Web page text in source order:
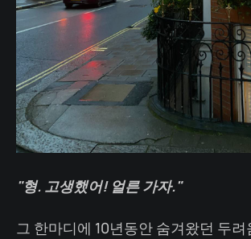
"형. 고생했어! 얼른 가자."
그 한마디에 10년동안 숨겨왔던 두